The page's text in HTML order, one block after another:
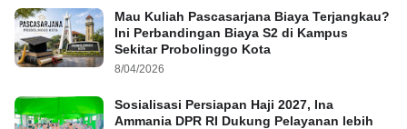
Mau Kuliah Pascasarjana Biaya Terjangkau?
Ini Perbandingan Biaya S2 di Kampus
Sekitar Probolinggo Kota
8/04/2026
Sosialisasi Persiapan Haji 2027, Ina
Ammania DPR RI Dukung Pelayanan lebih